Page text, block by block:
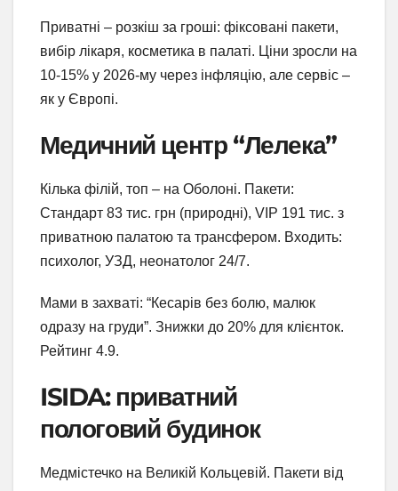
Приватні – розкіш за гроші: фіксовані пакети,
вибір лікаря, косметика в палаті. Ціни зросли на
10-15% у 2026-му через інфляцію, але сервіс –
як у Європі.
Медичний центр “Лелека”
Кілька філій, топ – на Оболоні. Пакети:
Стандарт 83 тис. грн (природні), VIP 191 тис. з
приватною палатою та трансфером. Входить:
психолог, УЗД, неонатолог 24/7.
Мами в захваті: “Кесарів без болю, малюк
одразу на груди”. Знижки до 20% для клієнток.
Рейтинг 4.9.
ISIDA: приватний
пологовий будинок
Медмістечко на Великій Кольцевій. Пакети від